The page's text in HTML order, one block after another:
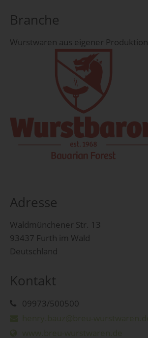
Branche
Wurstwaren aus eigener Produktion
Adresse
Waldmünchener Str. 13
93437 Furth im Wald
Deutschland
Kontakt
09973/500500